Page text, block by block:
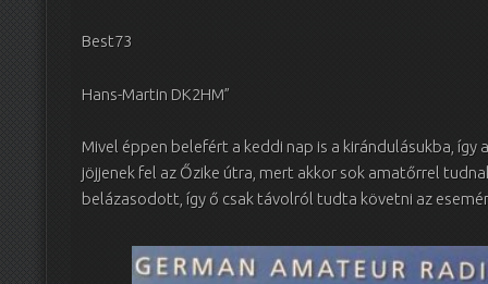
Best73
Hans-Martin DK2HM”
Mivel éppen belefért a keddi nap is a kirándulásukba,
jöjjenek fel az Őzike útra, mert akkor sok amatőrrel
belázasodott, így ő csak távolról tudta követni az